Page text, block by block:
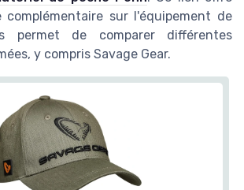
complémentaire sur l'équipement de
permet de comparer différentes
y compris Savage Gear.